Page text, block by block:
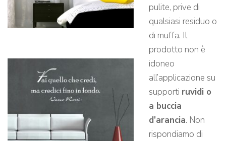
pulite, prive di
qualsiasi residuo o
di muffa. Il
prodotto non è
idoneo
all’applicazione su
supporti ruvidi o
a buccia
d’arancia. Non
rispondiamo di